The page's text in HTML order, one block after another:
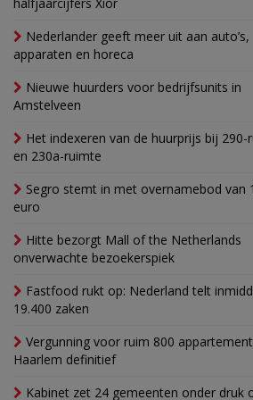
Nederlander geeft meer uit aan auto’s,
apparaten en horeca
Nieuwe huurders voor bedrijfsunits in
Amstelveen
Het indexeren van de huurprijs bij 290-
en 230a-ruimte
Segro stemt in met overnamebod van
euro
Hitte bezorgt Mall of the Netherlands
onverwachte bezoekerspiek
Fastfood rukt op: Nederland telt
19.400 zaken
Vergunning voor ruim 800
Haarlem definitief
Kabinet zet 24 gemeenten onder druk